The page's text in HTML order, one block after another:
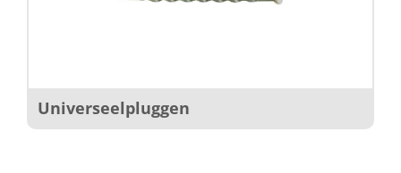
Universeelpluggen